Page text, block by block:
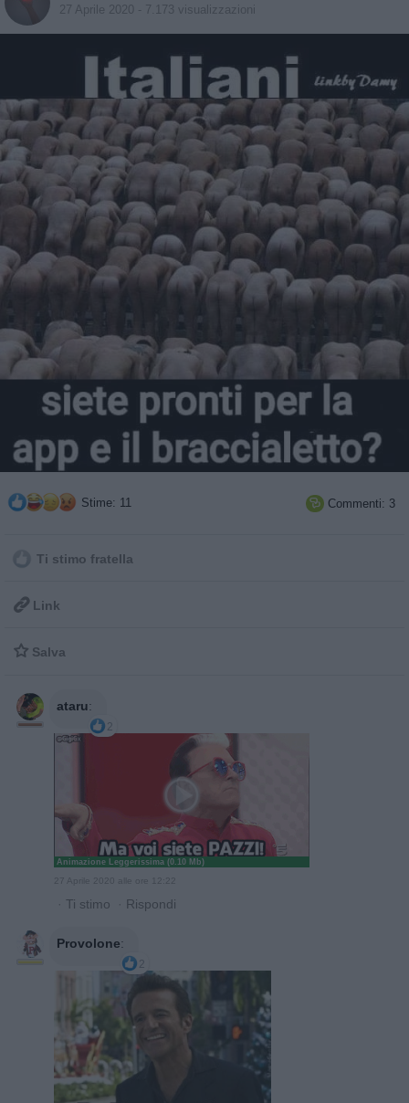
27 Aprile 2020 - 7.173 visualizzazioni
Stime: 11  Commenti: 3
Ti stimo fratella
 Link
 Salva
ataru:
2
Animazione Leggerissima (0.10 Mb)
27 Aprile 2020 alle ore 12:22
· Ti stimo · Rispondi
Provolone:
2